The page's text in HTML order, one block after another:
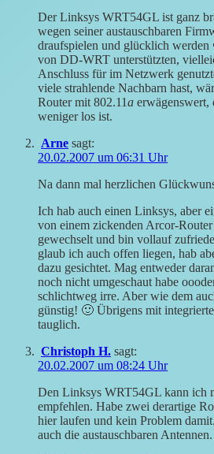
Der Linksys WRT54GL ist ganz
wegen seiner austauschbaren
draufspielen und glücklich werden
von DD-WRT unterstützten,
Anschluss für im Netzwerk
viele strahlende Nachbarn hast,
Router mit 802.11a erwägenswert,
weniger los ist.
Arne sagt:
20.02.2007 um 06:31 Uhr
Na dann mal herzlichen
Ich hab auch einen Linksys, aber
von einem zickenden Arcor-
gewechselt und bin vollauf
glaub ich auch offen liegen, hab
dazu gesichtet. Mag entweder
noch nicht umgeschaut habe
schlichtweg irre. Aber wie dem
günstig! 🙂 Übrigens mit
tauglich.
Christoph H. sagt:
20.02.2007 um 08:24 Uhr
Den Linksys WRT54GL kann ich
empfehlen. Habe zwei derartige
hier laufen und kein Problem
auch die austauschbaren